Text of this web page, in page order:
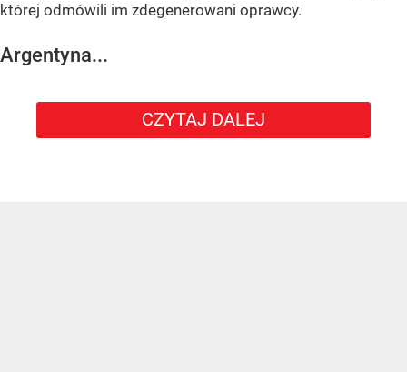
której odmówili im zdegenerowani oprawcy.
Argentyna...
CZYTAJ DALEJ